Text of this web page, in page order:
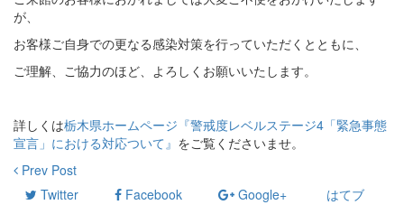
が、
お客様ご自身での更なる感染対策を行っていただくとともに、
ご理解、ご協力のほど、よろしくお願いいたします。
詳しくは栃木県ホームページ『警戒度レベルステージ4「緊急事態
宣言」における対応ついて』 をご覧くださいませ。
Prev Post
Twitter
Facebook Google+
はてブ